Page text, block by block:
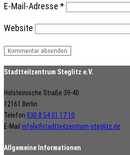
E-Mail-Adresse *
Website
Stadtteilzentrum Steglitz e.V.
Holsteinische Straße 39-40
12161 Berlin
Telefon 030 8 54 01 17 10
E-Mail info[at]stadtteilzentrum-steglitz.de
Allgemeine Informationen